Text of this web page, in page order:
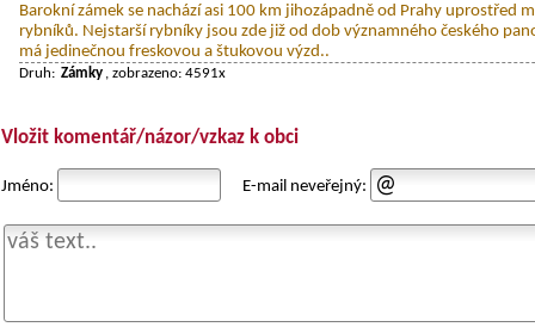
Barokní zámek se nachází asi 100 km jihozápadně od Prahy uprostřed
rybníků. Nejstarší rybníky jsou zde již od dob významného českého
má jedinečnou freskovou a štukovou výzd..
Druh: Zámky , zobrazeno: 4591x
Vložit komentář/názor/vzkaz k obci
Jméno: E-mail neveřejný: